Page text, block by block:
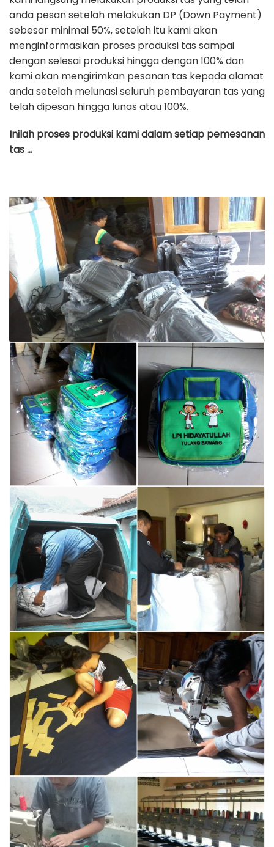
anda pesan setelah melakukan DP (Down Payment)
sebesar minimal 50%, setelah itu kami akan
menginformasikan proses produksi tas sampai
dengan selesai produksi hingga dengan 100% dan
kami akan mengirimkan pesanan tas kepada alamat
anda setelah melunasi seluruh pembayaran tas yang
telah dipesan hingga lunas atau 100%.
Inilah proses produksi kami dalam setiap pemesanan
tas …